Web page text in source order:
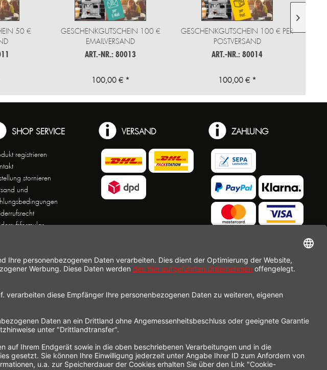
50 €
GESCHENKGUTSCHEIN 100 €
EMAILVERSAND
ART.-NR.: 80013
100,00 € *
GESCHENKGUTSCHEIN 100 € PER
POSTVERSAND
ART.-NR.: 80014
100,00 € *
SHOP SERVICE
registrieren
stornieren
und
VERSAND ZAHLUNG